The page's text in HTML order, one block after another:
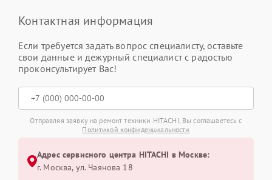
Контактная информация
Если требуется задать вопрос специалисту, оставьте
свои данные и дежурный специалист с радостью
проконсультирует Вас!
Отправляя заявку на ремонт техники HITACHI, Вы соглашаетесь с
Политикой конфиденциальности
Адрес сервисного центра HITACHI в Москве:
г. Москва, ул. Чаянова 18